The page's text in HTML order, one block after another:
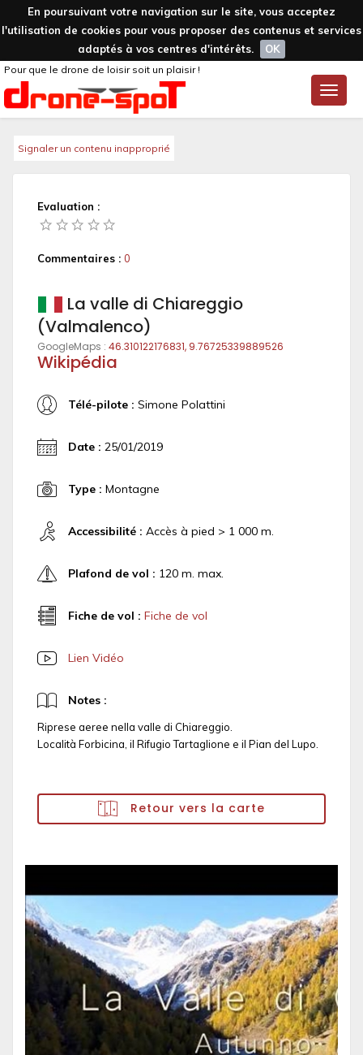
En poursuivant votre navigation sur le site, vous acceptez
l'utilisation de cookies pour vous proposer des contenus et services
adaptés à vos centres d'intérêts.
OK
Toggle
Pour que le drone de loisir soit un plaisir !
Signaler un contenu inapproprié
Evaluation :
Commentaires : 0
La valle di Chiareggio
(Valmalenco)
GoogleMaps : 46.310122176831, 9.76725339889526
Wikipédia
Télé-pilote : Simone Polattini
Date : 25/01/2019
Type : Montagne
Accessibilité : Accès à pied > 1 000 m.
Plafond de vol : 120 m. max.
Fiche de vol : Fiche de vol
Lien Vidéo
Notes :
Riprese aeree nella valle di Chiareggio.
Località Forbicina, il Rifugio Tartaglione e il Pian del Lupo.
Retour vers la carte